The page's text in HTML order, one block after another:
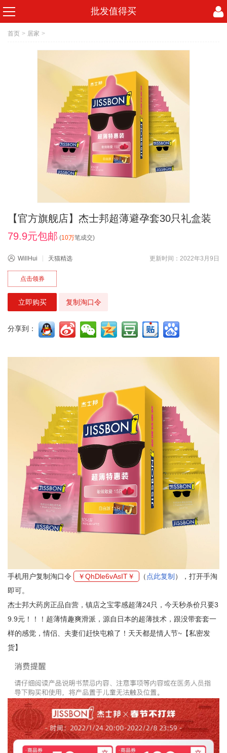
批发值得买
首页 > 居家 >
【官方旗舰店】杰士邦超薄避孕套30只礼盒装
79.9元包邮 (10万笔成交)
WillHui 天猫精选 更新时间：2022年3月9日
点击领券
立即购买 复制淘口令
分享到：
手机用户复制淘口令 ￥QhDle6vAsIT￥ （ 点此复制 ），打开手淘
即可。
杰士邦大药房正品自营，镇店之宝零感超薄24只，今天秒杀价只要3
9.9元！！！超薄情趣爽滑派，源自日本的超薄技术，跟没带套套一
样的感觉，情侣、夫妻们赶快屯粮了！天天都是情人节~【私密发
货】